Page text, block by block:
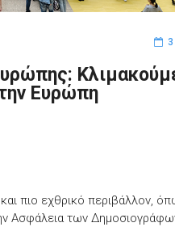
Ευρώπη
πιο εχθρικό περιβάλλον,
Ασφάλεια των